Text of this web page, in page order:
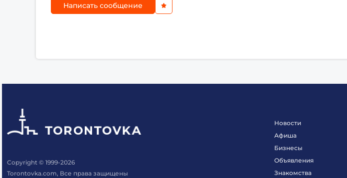
Написать сообщение
Copyright © 1999-2026
Torontovka.com, Все права защищены
Новости
Афиша
Бизнесы
Объявления
Знакомства